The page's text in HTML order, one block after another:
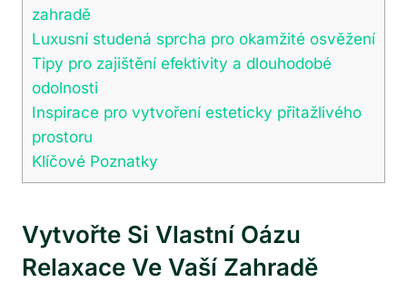
zahradě
Luxusní studená sprcha pro okamžité osvěžení
Tipy pro zajištění efektivity a dlouhodobé
odolnosti
Inspirace pro vytvoření esteticky přitažlivého
prostoru
Klíčové Poznatky
Vytvořte Si Vlastní Oázu
Relaxace Ve Vaší Zahradě